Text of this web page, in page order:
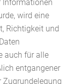
Informationen
wird eine
Richtigkeit und
auch für alle
entgangener
Zugrundelegung